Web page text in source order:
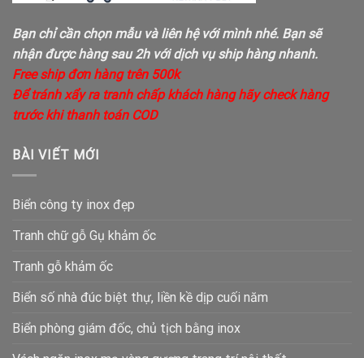
Bạn chỉ cần chọn mẫu và liên hệ với mình nhé. Bạn sẽ
nhận được hàng sau 2h với dịch vụ ship hàng nhanh.
Free ship đơn hàng trên 500k
Để tránh xẩy ra tranh chấp khách hàng hãy check hàng
trước khi thanh toán COD
BÀI VIẾT MỚI
Biển công ty inox đẹp
Tranh chữ gỗ Gụ khảm ốc
Tranh gỗ khảm ốc
Biển số nhà đúc biệt thự, liền kề dịp cuối năm
Biển phòng giám đốc, chủ tịch bằng inox